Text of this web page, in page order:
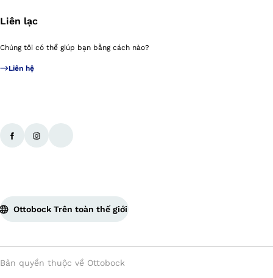
Liên lạc
Chúng tôi có thể giúp bạn bằng cách nào?
Liên hệ
Ottobock Trên toàn thế giới
Bản quyền thuộc về Ottobock